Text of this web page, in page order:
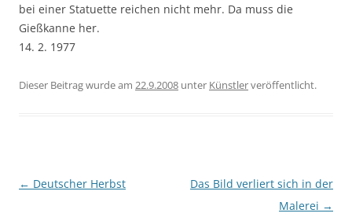
bei einer Statuette reichen nicht mehr. Da muss die
Gießkanne her.
14. 2. 1977
Dieser Beitrag wurde am 22.9.2008 unter Künstlerveröffentlicht.
Beitragsnavigation
← Deutscher Herbst
Das Bild verliert sich in der
Malerei →